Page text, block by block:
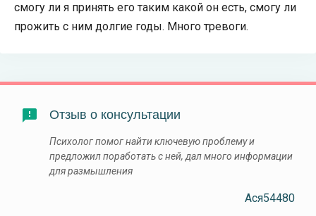
смогу ли я принять его таким какой он есть, смогу ли
прожить с ним долгие годы. Много тревоги.
Отзыв о консультации
Психолог помог найти ключевую проблему и
предложил поработать с ней, дал много информации
для размышления
Acя54480